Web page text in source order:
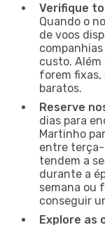
Verifique
Quando o
de voos
custo. Além
forem fixas,
baratos.
Reserve
dias para
Martinho
entre
tendem a
durante a
semana ou
conseguir
Explore as